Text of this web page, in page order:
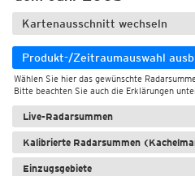
Kartenausschnitt wechseln
Produkt-/Zeitraumauswahl
Wählen Sie hier das gewünschte
Bitte beachten Sie auch die Erklärungen
Live-Radarsummen
Kalibrierte Radarsummen
Einzugsgebiete